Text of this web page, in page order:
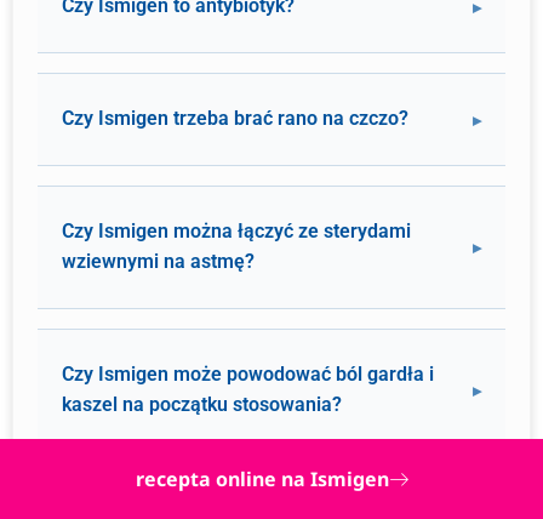
Czy Ismigen to antybiotyk?
Czy Ismigen trzeba brać rano na czczo?
Czy Ismigen można łączyć ze sterydami
wziewnymi na astmę?
Czy Ismigen może powodować ból gardła i
kaszel na początku stosowania?
recepta online na Ismigen